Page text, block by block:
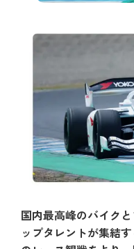
国内最高峰のバイク
ップタレントが集結